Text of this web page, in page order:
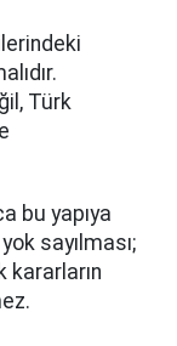
Türk
bu yapıya
sayılması;